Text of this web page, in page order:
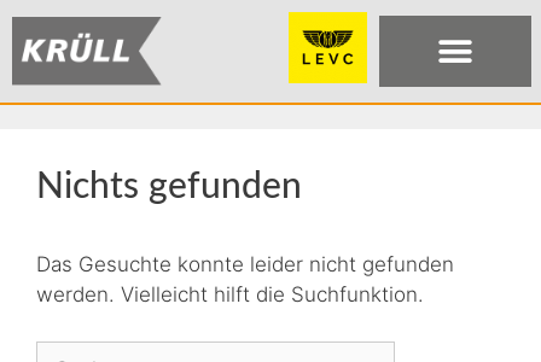
Nichts gefunden
Das Gesuchte konnte leider nicht gefunden
werden. Vielleicht hilft die Suchfunktion.